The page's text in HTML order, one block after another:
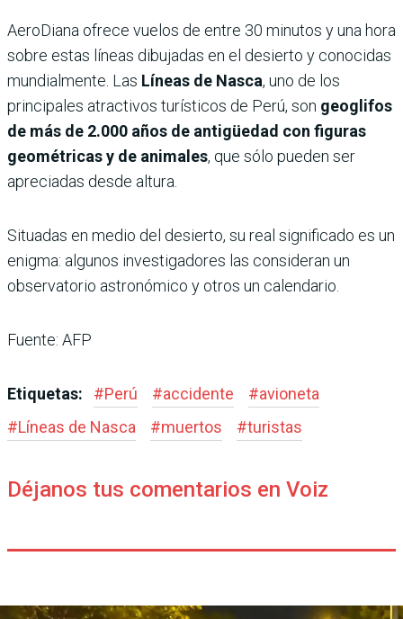
AeroDiana ofrece vuelos de entre 30 minutos y una hora
sobre estas líneas dibujadas en el desierto y conocidas
mundialmente. Las Líneas de Nasca, uno de los
principales atractivos turísticos de Perú, son geoglifos
de más de 2.000 años de antigüedad con figuras
geométricas y de animales, que sólo pueden ser
apreciadas desde altura.
Situadas en medio del desierto, su real significado es un
enigma: algunos investigadores las consideran un
observatorio astronómico y otros un calendario.
Fuente: AFP
Etiquetas: #Perú #accidente #avioneta
#Líneas de Nasca #muertos #turistas
Déjanos tus comentarios en Voiz